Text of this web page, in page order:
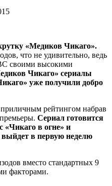
«Медиков Чикаго».
что не удивительно, ведь
своими высокими
Чикаго» сериалы
уже получили добро
рейтингом набрав
Сериал готовится
«Чикаго в огне» и
в первую неделю
вместо стандартных 9
факторами.